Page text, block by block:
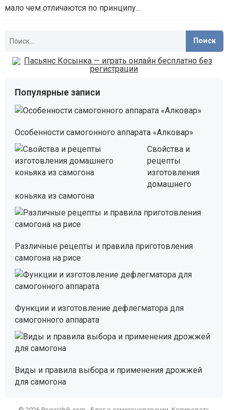
мало чем отличаются по принципу…
Популярные записи
Особенности самогонного аппарата «Алковар»
Свойства и
рецепты
изготовления
домашнего
коньяка из самогона
Различные рецепты и правила приготовления
самогона на рисе
Функции и изготовление дефлегматора для
самогонного аппарата
Виды и правила выбора и применения дрожжей
для самогона